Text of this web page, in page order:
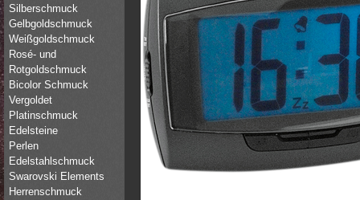
Silberschmuck
Gelbgoldschmuck
Weißgoldschmuck
Rosé- und
Rotgoldschmuck
Bicolor Schmuck
Vergoldet
Platinschmuck
Edelsteine
Perlen
Edelstahlschmuck
Swarovski Elements
Herrenschmuck